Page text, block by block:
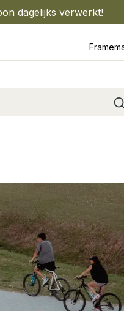
dagelijks verwerkt!